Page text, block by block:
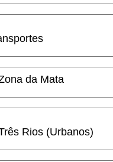
da Mata
Rios (Urbanos)